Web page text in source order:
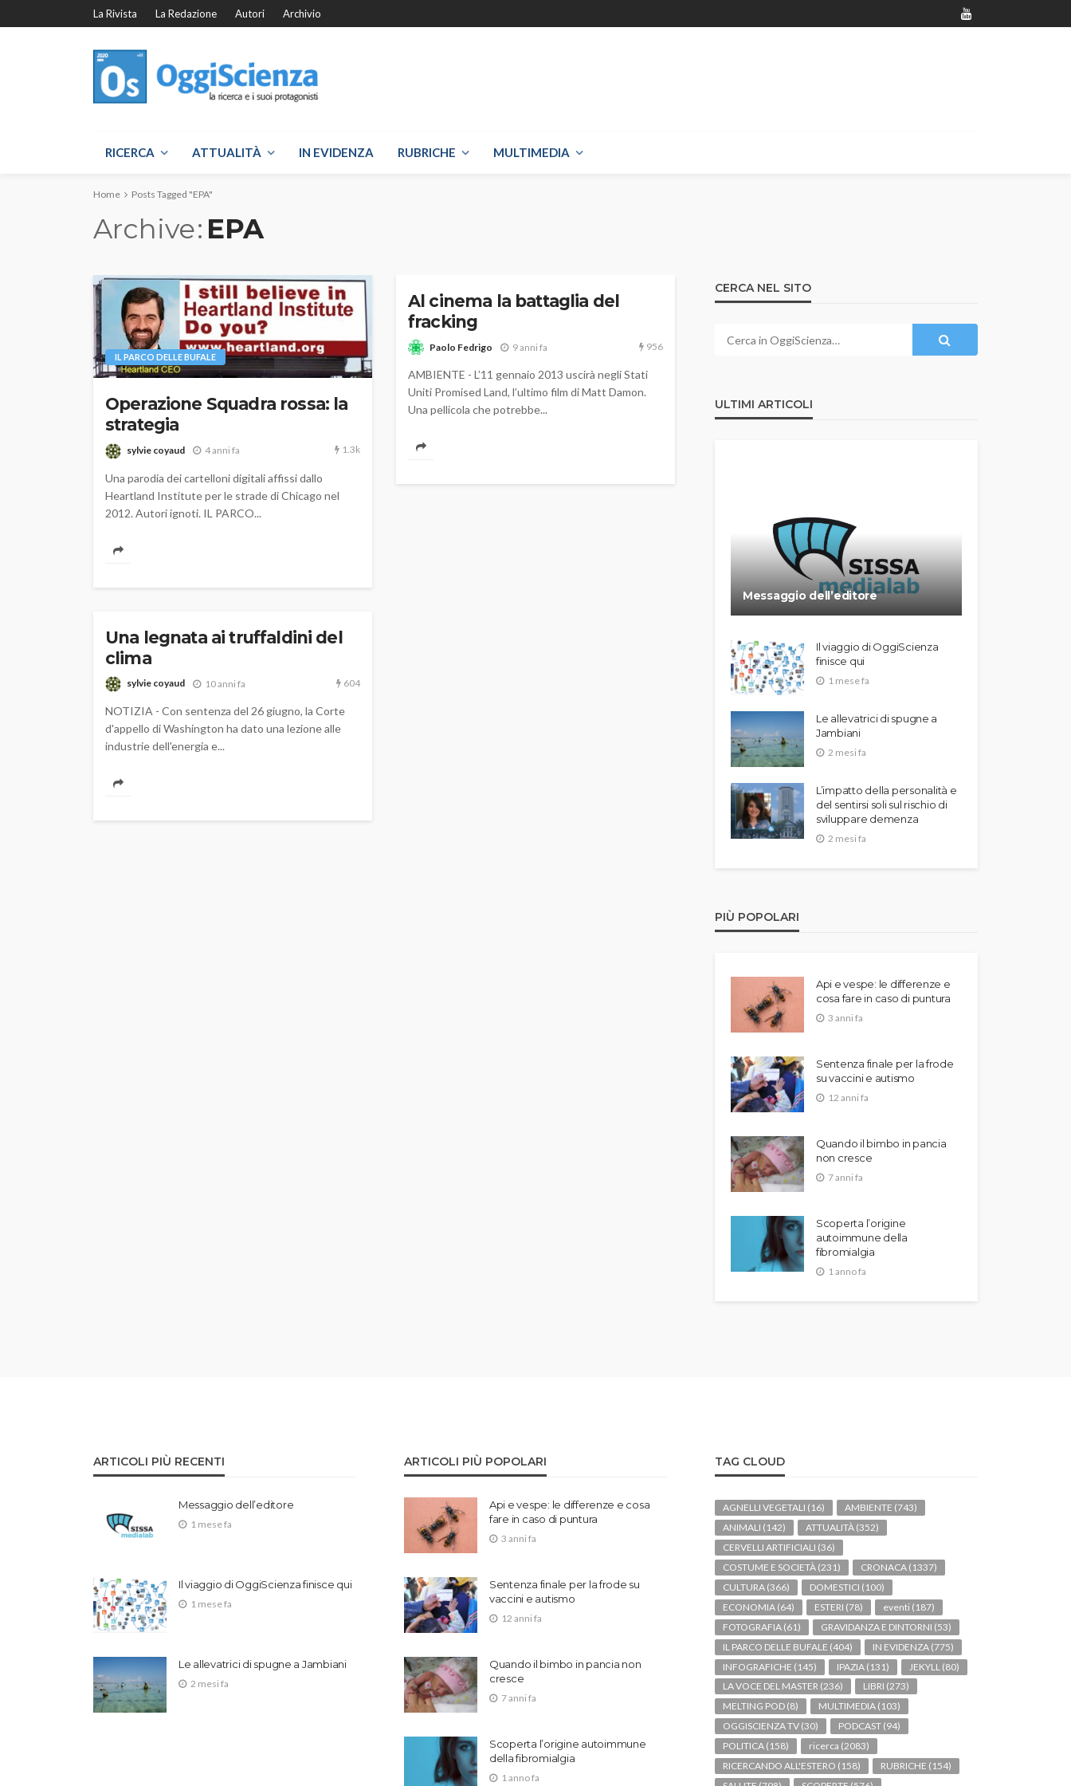
La Rivista La Redazione Autori Archivio
RICERCA ATTUALITÀ IN EVIDENZA RUBRICHE MULTIMEDIA
Home Posts Tagged "EPA"
Archive EPA
IL PARCO DELLE BUFALE
Operazione Squadra rossa: la
strategia
sylvie coyaud 4 anni fa 1.3k
Una parodia dei cartelloni digitali affissi dallo
Heartland Institute per le strade di Chicago nel
2012. Autori ignoti. IL PARCO...
Al cinema la battaglia del
fracking
Paolo Fedrigo 9 anni fa 956
AMBIENTE - L’11 gennaio 2013 uscirà negli Stati
Uniti Promised Land, l’ultimo film di Matt Damon.
Una pellicola che potrebbe...
Una legnata ai truffaldini del
clima
sylvie coyaud 10 anni fa 604
NOTIZIA - Con sentenza del 26 giugno, la Corte
d'appello di Washington ha dato una lezione alle
industrie dell'energia e...
CERCA NEL SITO
ULTIMI ARTICOLI
Messaggio dell’editore
Il viaggio di OggiScienza
finisce qui
1 mese fa
Le allevatrici di spugne a
Jambiani
2 mesi fa
L’impatto della personalità e
del sentirsi soli sul rischio di
sviluppare demenza
2 mesi fa
PIÙ POPOLARI
Api e vespe: le differenze e
cosa fare in caso di puntura
3 anni fa
Sentenza finale per la frode
su vaccini e autismo
12 anni fa
Quando il bimbo in pancia
non cresce
7 anni fa
Scoperta l’origine
autoimmune della
fibromialgia
1 anno fa
ARTICOLI PIÙ RECENTI
Messaggio dell’editore
1 mese fa
Il viaggio di OggiScienza finisce qui
1 mese fa
Le allevatrici di spugne a Jambiani
2 mesi fa
ARTICOLI PIÙ POPOLARI
Api e vespe: le differenze e cosa
fare in caso di puntura
3 anni fa
Sentenza finale per la frode su
vaccini e autismo
12 anni fa
Quando il bimbo in pancia non
cresce
7 anni fa
Scoperta l’origine autoimmune
della fibromialgia
1 anno fa
TAG CLOUD
AGNELLI VEGETALI (16) AMBIENTE (743)
ANIMALI (142) ATTUALITÀ (352)
CERVELLI ARTIFICIALI (36)
COSTUME E SOCIETÀ (231) CRONACA (1337)
CULTURA (366) DOMESTICI (100)
ECONOMIA (64) ESTERI (78) eventi (187)
FOTOGRAFIA (61) GRAVIDANZA E DINTORNI (53)
IL PARCO DELLE BUFALE (404) IN EVIDENZA (775)
INFOGRAFICHE (145) IPAZIA (131) JEKYLL (80)
LA VOCE DEL MASTER (236) LIBRI (273)
MELTING POD (8) MULTIMEDIA (103)
OGGISCIENZA TV (30) PODCAST (94)
POLITICA (158) ricerca (2083)
RICERCANDO ALL'ESTERO (158) RUBRICHE (154)